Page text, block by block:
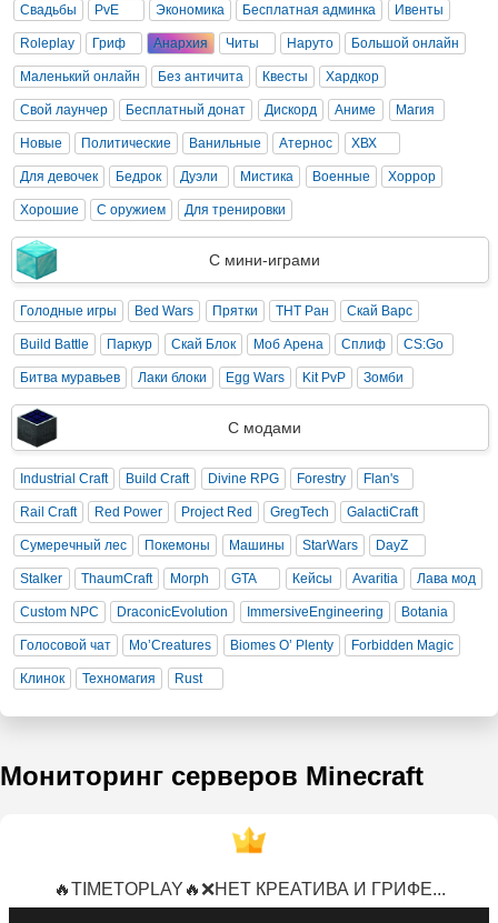
Свадьбы PvE Экономика Бесплатная админка Ивенты
Roleplay Гриф Анархия Читы Наруто Большой онлайн
Маленький онлайн Без античита Квесты Хардкор
Свой лаунчер Бесплатный донат Дискорд Аниме Магия
Новые Политические Ванильные Атернос ХВХ
Для девочек Бедрок Дуэли Мистика Военные Хоррор
Хорошие С оружием Для тренировки
С мини-играми
Голодные игры Bed Wars Прятки ТНТ Ран Скай Варс
Build Battle Паркур Скай Блок Моб Арена Сплиф CS:Go
Битва муравьев Лаки блоки Egg Wars Kit PvP Зомби
С модами
Industrial Craft Build Craft Divine RPG Forestry Flan's
Rail Craft Red Power Project Red GregTech GalactiCraft
Сумеречный лес Покемоны Машины StarWars DayZ
Stalker ThaumCraft Morph GTA Кейсы Avaritia Лава мод
Custom NPC DraconicEvolution ImmersiveEngineering Botania
Голосовой чат Mo’Creatures Biomes O’ Plenty Forbidden Magic
Клинок Техномагия Rust
Мониторинг серверов Minecraft
🔥TIMETOPLAY🔥❌НЕТ КРЕАТИВА И ГРИФЕ...